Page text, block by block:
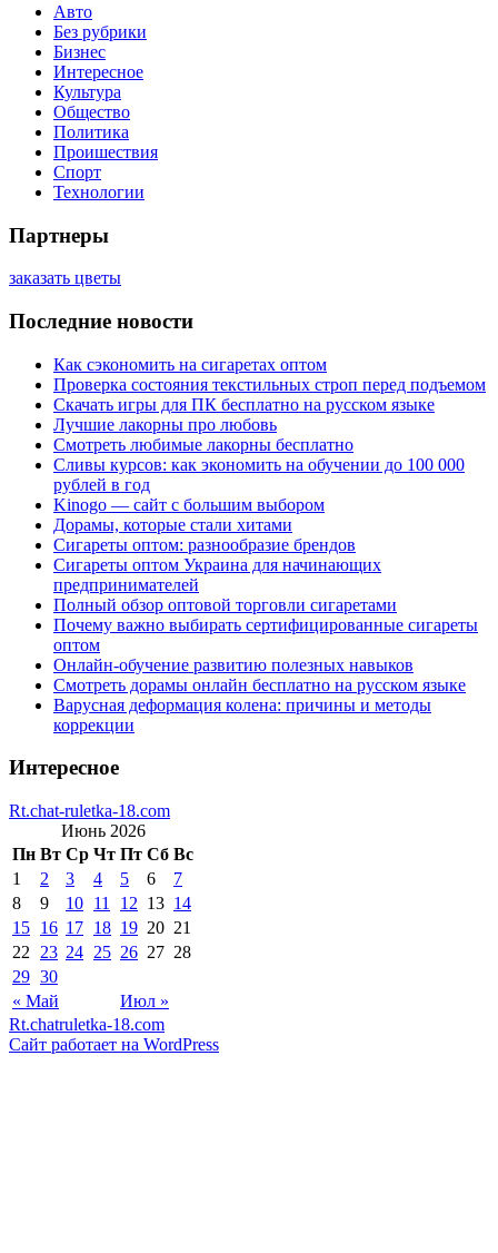
Авто
Без рубрики
Бизнес
Интересное
Культура
Общество
Политика
Проишествия
Спорт
Технологии
Партнеры
заказать цветы
Последние новости
Как сэкономить на сигаретах оптом
Проверка состояния текстильных строп перед подъемом
Скачать игры для ПК бесплатно на русском языке
Лучшие лакорны про любовь
Смотреть любимые лакорны бесплатно
Сливы курсов: как экономить на обучении до 100 000
рублей в год
Kinogo — сайт с большим выбором
Дорамы, которые стали хитами
Сигареты оптом: разнообразие брендов
Сигареты оптом Украина для начинающих
предпринимателей
Полный обзор оптовой торговли сигаретами
Почему важно выбирать сертифицированные сигареты
оптом
Онлайн-обучение развитию полезных навыков
Смотреть дорамы онлайн бесплатно на русском языке
Варусная деформация колена: причины и методы
коррекции
Интересное
Rt.chat-ruletka-18.com
Июнь 2026
Пн Вт Ср Чт Пт Сб Вс
« Май Июл »
1 2 3 4 5 6
7
8
9 10 11 12 13 14
15 16 17 18 19 20 21
22
23 24 25 26 27 28
29 30
Rt.chatruletka-18.com
Сайт работает на WordPress